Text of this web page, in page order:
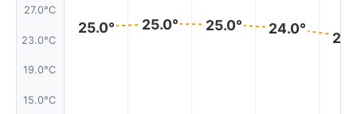
27.0°C
23.0°C
19.0°C
15.0°C
25.0° 25.0° 25.0° 24.0°